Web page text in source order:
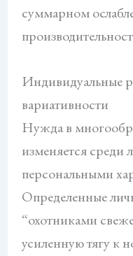
суммарном
Индивидуальные
вариативности
Нужда в
изменяется среди
персональными
Определенные
“охотниками
усиленную тягу к